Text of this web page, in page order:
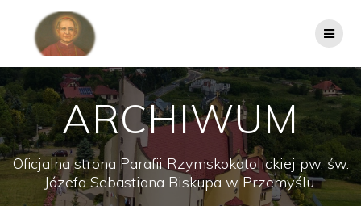
ARCHIWUM
Oficjalna strona Parafii Rzymskokatolickiej pw. św.
Józefa Sebastiana Biskupa w Przemyślu.